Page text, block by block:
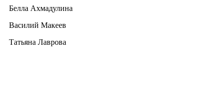
Белла Ахмадулина
Василий Макеев
Татьяна Лаврова